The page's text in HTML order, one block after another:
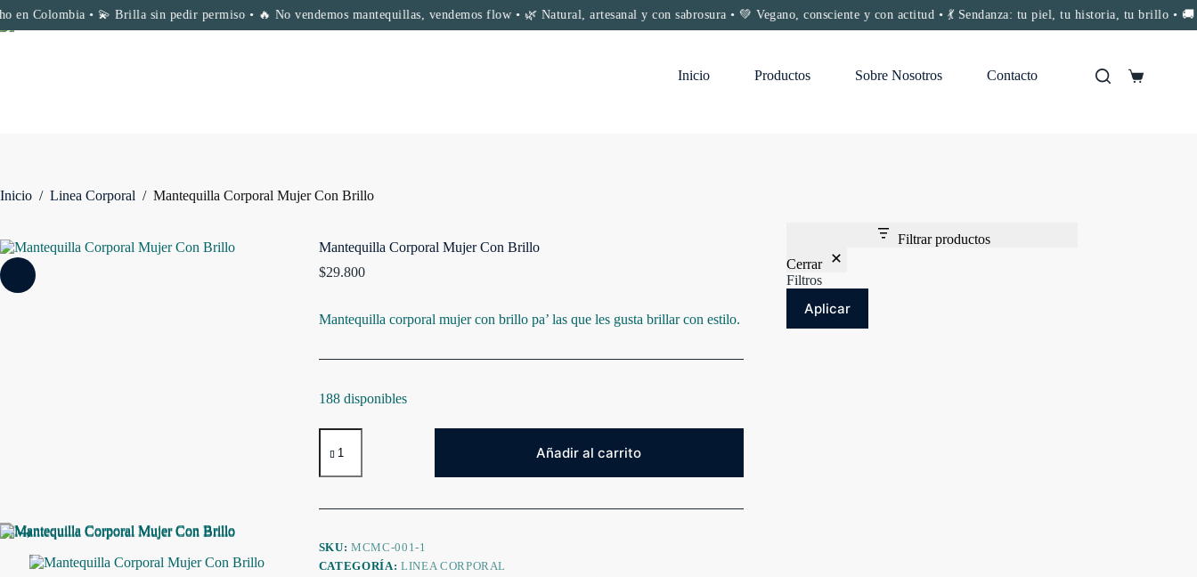
Saltar
al
Colombia • 💫 Brilla sin pedir permiso • 🔥 No vendemos mantequillas, vendemos flow • 🌿 Natural, artesanal y con sabrosura • 💚 Vegano, consciente y con actitud • 💃 Sendanza: tu piel, tu historia, tu brillo •
Inicio Productos Sobre Nosotros Contacto
Carro
Inicio / Linea Corporal / Mantequilla Corporal Mujer Con Brillo
Mantequilla Corporal Mujer Con Brillo
$29.800
Mantequilla corporal mujer con brillo pa’ las que les gusta brillar con estilo.
188 disponibles
Mantequilla
Corporal
Con
cantidad
Añadir al carrito
SKU:MCMC-001-1
CATEGORÍA: LINEA CORPORAL
Filtrar productos
Cerrar
Filtros
Aplicar